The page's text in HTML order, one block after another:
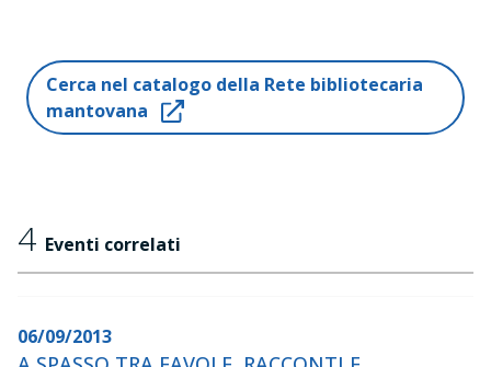
Cerca nel catalogo della Rete bibliotecaria
mantovana
4 Eventi correlati
06/09/2013